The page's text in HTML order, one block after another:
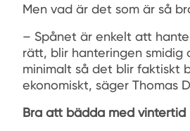
Men vad är det som är så
– Spånet är enkelt att
rätt, blir hanteringen smidig
minimalt så det blir faktiskt
ekonomiskt, säger Thomas
Bra att bädda med vintertid